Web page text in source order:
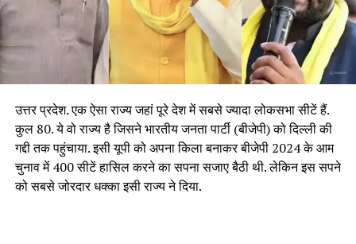
उत्तर प्रदेश. एक ऐसा राज्य जहां पूरे देश में सबसे ज्यादा लोकसभा सीटें हैं.
कुल 80. ये वो राज्य है जिसने भारतीय जनता पार्टी (बीजेपी) को दिल्ली की
गद्दी तक पहुंचाया. इसी यूपी को अपना किला बनाकर बीजेपी 2024 के आम
चुनाव में 400 सीटें हासिल करने का सपना सजाए बैठी थी. लेकिन इस सपने
को सबसे जोरदार धक्का इसी राज्य ने दिया.